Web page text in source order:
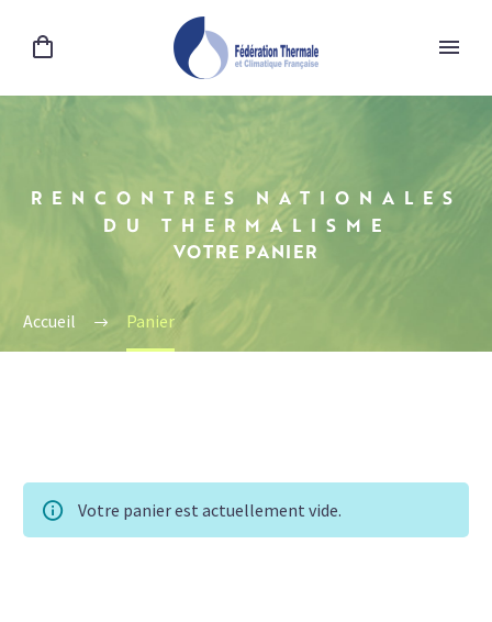
RENCONTRES NATIONALES
DU THERMALISME
VOTRE PANIER
Accueil Panier
Votre panier est actuellement vide.